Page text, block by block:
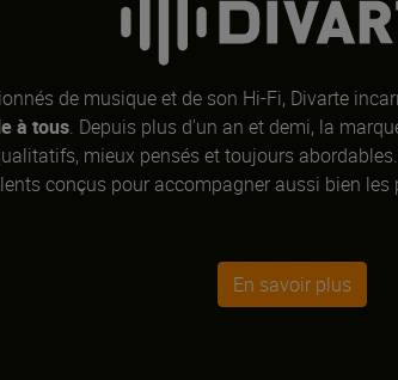
de musique et de son Hi-Fi, Divarte
à tous. Depuis plus d’un an et demi, la
mieux pensés et toujours
conçus pour accompagner aussi bien les
En savoir plus